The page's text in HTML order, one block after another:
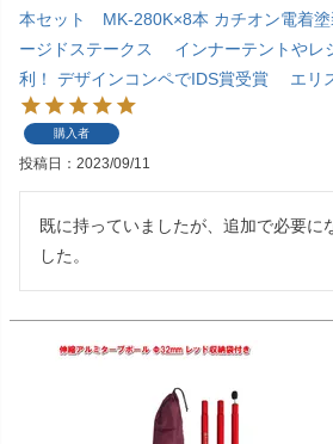
本セット MK-280K×8本 カチオン電
ージドステークス インナーテントやレ
利！ デザインコンペでIDS賞受賞 エリ
購入者
投稿日 2023/09/11
既に持っていましたが、追加で必要に
した。